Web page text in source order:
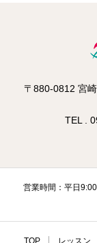
〒880-0812 宮
TEL .
営業時間：平日
TOP レッスン